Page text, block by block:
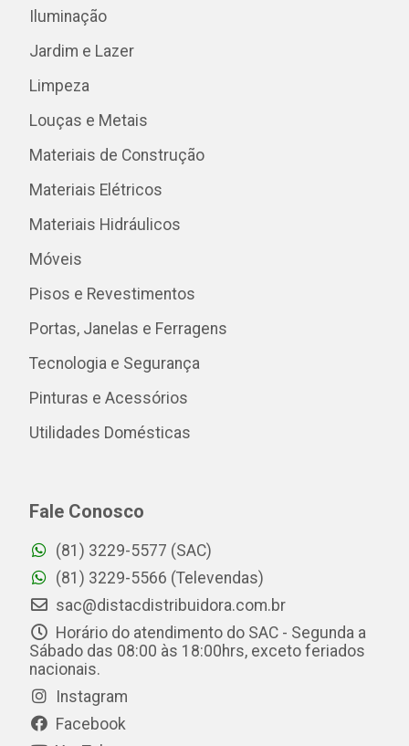
Iluminação
Jardim e Lazer
Limpeza
Louças e Metais
Materiais de Construção
Materiais Elétricos
Materiais Hidráulicos
Móveis
Pisos e Revestimentos
Portas, Janelas e Ferragens
Tecnologia e Segurança
Pinturas e Acessórios
Utilidades Domésticas
Fale Conosco
(81) 3229-5577 (SAC)
(81) 3229-5566 (Televendas)
sac@distacdistribuidora.com.br
Horário do atendimento do SAC - Segunda a
Sábado das 08:00 às 18:00hrs, exceto feriados
nacionais.
Instagram
Facebook